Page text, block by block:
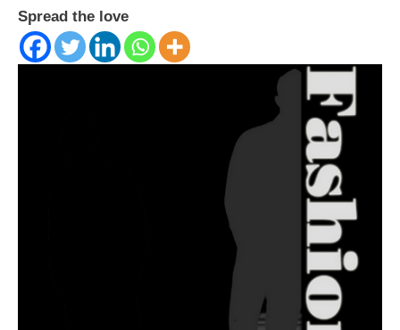
Spread the love